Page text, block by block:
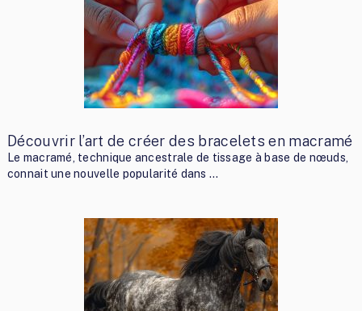
Découvrir l’art de créer des bracelets en macramé
Le macramé, technique ancestrale de tissage à base de nœuds,
connait une nouvelle popularité dans …